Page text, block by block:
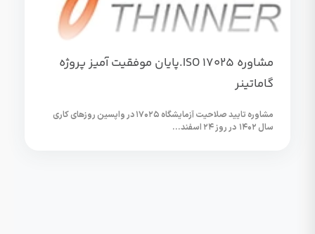
مشاوره ISO 17025.پایان موفقیت آمیز پروژه
گاماتینر
مشاوره تایید صلاحیت آزمایشگاه ۱۷۰۲۵ در واپسین روزهای کاری
سال ۱۴۰۲ در روز ۲۴ اسفند...